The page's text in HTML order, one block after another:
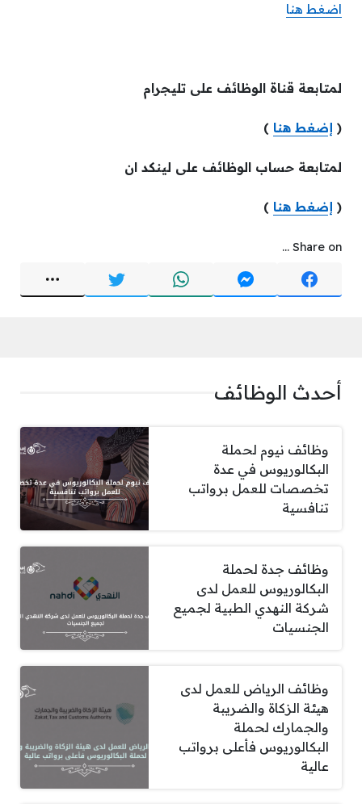
اضغط هنا
لمتابعة قناة الوظائف على تليجرام
( إضغط هنا )
لمتابعة حساب الوظائف على لينكد ان
( إضغط هنا )
Share on ...
أحدث الوظائف
وظائف نيوم لحملة
البكالوريوس في عدة
تخصصات للعمل برواتب
تنافسية
وظائف جدة لحملة
البكالوريوس للعمل لدى
شركة النهدي الطبية لجميع
الجنسيات
وظائف الرياض للعمل لدى
هيئة الزكاة والضريبة
والجمارك لحملة
البكالوريوس فأعلى برواتب
عالية